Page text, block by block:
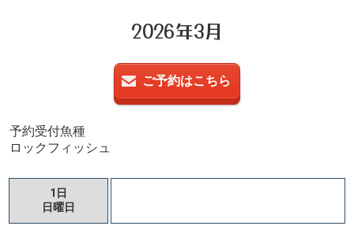
2026年3月
ご予約はこちら
予約受付魚種
ロックフィッシュ
1日
日曜日